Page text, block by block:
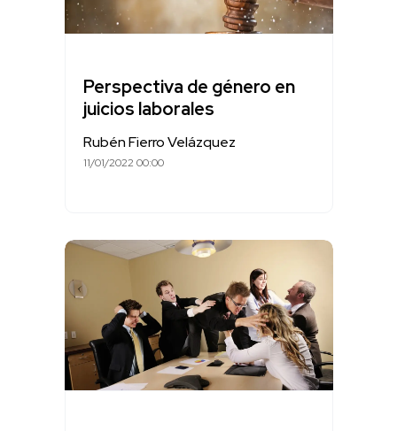
Perspectiva de género en
juicios laborales
Rubén Fierro Velázquez
11/01/2022 00:00